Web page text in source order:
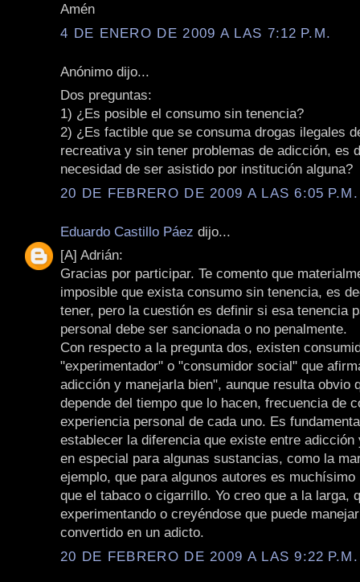
Amén
4 DE ENERO DE 2009 A LAS 7:12 P.M.
Anónimo dijo...
Dos preguntas:
1) ¿Es posible el consumo sin tenencia?
2) ¿Es factible que se consuma drogas ilegales
recreativa y sin tener problemas de adicción, es
necesidad de ser asistido por institución alguna?
20 DE FEBRERO DE 2009 A LAS 6:05 P.M.
Eduardo Castillo Páez dijo...
[A] Adrián:
Gracias por participar. Te comento que
imposible que exista consumo sin tenencia, es
tener, pero la cuestión es definir si esa tenencia
personal debe ser sancionada o no penalmente.
Con respecto a la pregunta dos, existen
"experimentador" o "consumidor social" que
adicción y manejarla bien", aunque resulta obvio
depende del tiempo que lo hacen, frecuencia de
experiencia personal de cada uno. Es
establecer la diferencia que existe entre adicción
en especial para algunas sustancias, como la
ejemplo, que para algunos autores es
que el tabaco o cigarrillo. Yo creo que a la larga,
experimentando o creyéndose que puede
convertido en un adicto.
20 DE FEBRERO DE 2009 A LAS 9:22 P.M.